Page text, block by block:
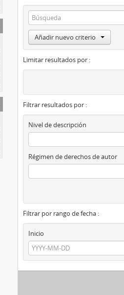
Añadir nuevo criterio
Limitar resultados por :
Filtrar resultados por :
Nivel de descripción
Régimen de derechos de autor
Filtrar por rango de fecha :
Inicio